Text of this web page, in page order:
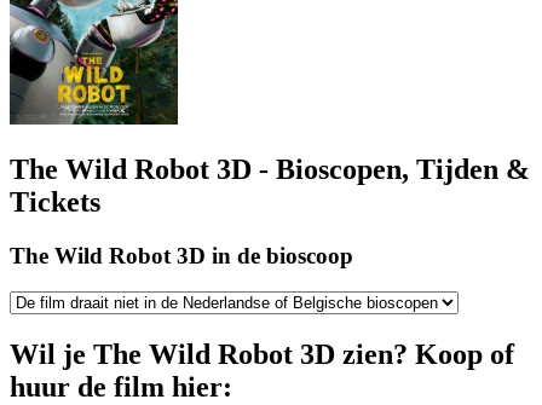
The Wild Robot 3D - Bioscopen, Tijden &
Tickets
The Wild Robot 3D in de bioscoop
Wil je The Wild Robot 3D zien? Koop of
huur de film hier: